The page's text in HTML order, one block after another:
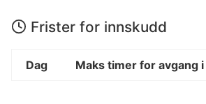
Frister for innskudd
Dag Maks timer for avgang i